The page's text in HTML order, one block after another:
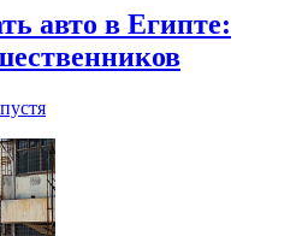
авто в Египте: